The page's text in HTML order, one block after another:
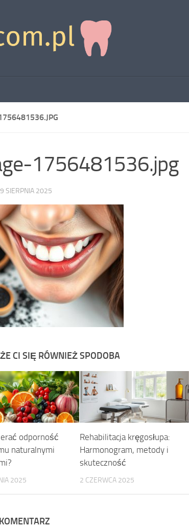
1756481536.jpg
SIERPNIA 2025
CI SIĘ RÓWNIEŻ SPODOBA
odporność
naturalnymi
2025
Rehabilitacja kręgosłupa:
Harmonogram, metody i
skuteczność
2 CZERWCA 2025